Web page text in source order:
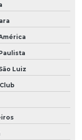
Luiz